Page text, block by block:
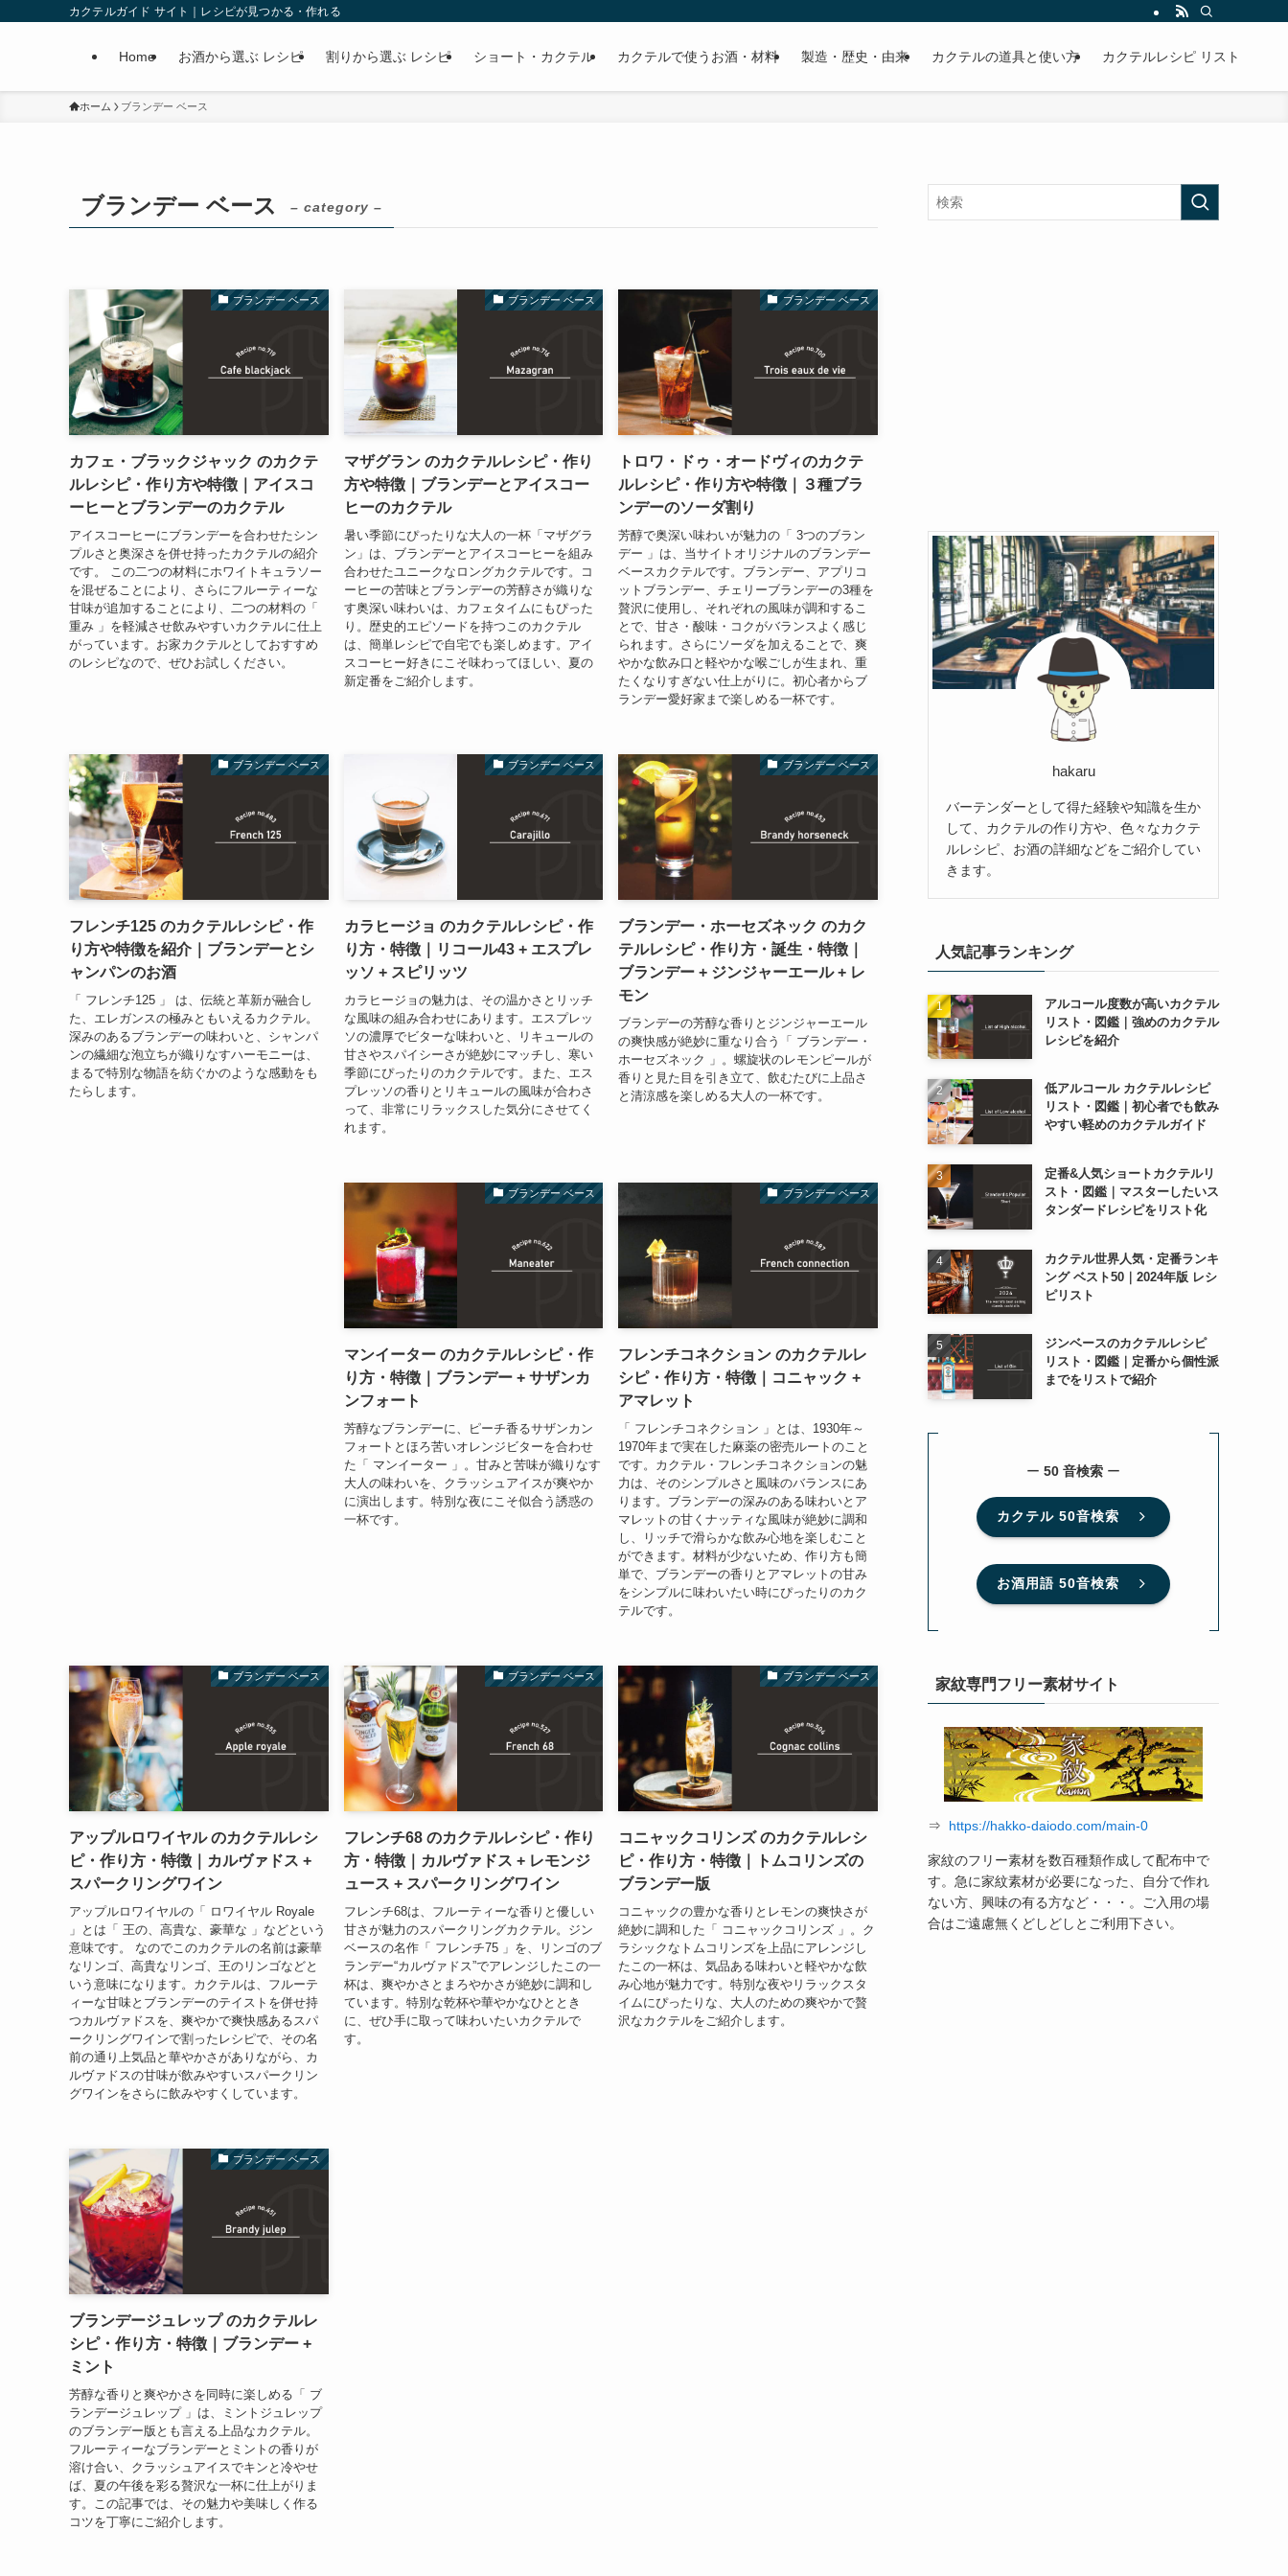
カクテルガイド サイト｜レシピが見つかる・作れる
Home お酒から選ぶ レシピ 割りから選ぶ レシピ ショート・カクテル カクテルで使うお酒・材料 製造・歴史・由来 カクテルの道具と使い方 カクテルレシピ リスト
ホーム ブランデー ベース
ブランデー ベース – category –
ブランデー ベース
カフェ・ブラックジャック のカクテ
ルレシピ・作り方や特徴｜アイスコ
ーヒーとブランデーのカクテル
アイスコーヒーにブランデーを合わせたシン
プルさと奥深さを併せ持ったカクテルの紹介
です。 この二つの材料にホワイトキュラソー
を混ぜることにより、さらにフルーティーな
甘味が追加することにより、二つの材料の「
重み 」を軽減させ飲みやすいカクテルに仕上
がっています。お家カクテルとしておすすめ
のレシピなので、ぜひお試しください。
ブランデー ベース
マザグラン のカクテルレシピ・作り
方や特徴｜ブランデーとアイスコー
ヒーのカクテル
暑い季節にぴったりな大人の一杯「マザグラ
ン」は、ブランデーとアイスコーヒーを組み
合わせたユニークなロングカクテルです。コ
ーヒーの苦味とブランデーの芳醇さが織りな
す奥深い味わいは、カフェタイムにもぴった
り。歴史的エピソードを持つこのカクテル
は、簡単レシピで自宅でも楽しめます。アイ
スコーヒー好きにこそ味わってほしい、夏の
新定番をご紹介します。
ブランデー ベース
トロワ・ドゥ・オードヴィのカクテ
ルレシピ・作り方や特徴｜３種ブラ
ンデーのソーダ割り
芳醇で奥深い味わいが魅力の「 3つのブラン
デー 」は、当サイトオリジナルのブランデー
ベースカクテルです。ブランデー、アプリコ
ットブランデー、チェリーブランデーの3種を
贅沢に使用し、それぞれの風味が調和するこ
とで、甘さ・酸味・コクがバランスよく感じ
られます。さらにソーダを加えることで、爽
やかな飲み口と軽やかな喉ごしが生まれ、重
たくなりすぎない仕上がりに。初心者からブ
ランデー愛好家まで楽しめる一杯です。
ブランデー ベース
フレンチ125 のカクテルレシピ・作
り方や特徴を紹介｜ブランデーとシ
ャンパンのお酒
「 フレンチ125 」 は、伝統と革新が融合し
た、エレガンスの極みともいえるカクテル。
深みのあるブランデーの味わいと、シャンパ
ンの繊細な泡立ちが織りなすハーモニーは、
まるで特別な物語を紡ぐかのような感動をも
たらします。
ブランデー ベース
カラヒージョ のカクテルレシピ・作
り方・特徴｜リコール43 + エスプレ
ッソ + スピリッツ
カラヒージョの魅力は、その温かさとリッチ
な風味の組み合わせにあります。エスプレッ
ソの濃厚でビターな味わいと、リキュールの
甘さやスパイシーさが絶妙にマッチし、寒い
季節にぴったりのカクテルです。また、エス
プレッソの香りとリキュールの風味が合わさ
って、非常にリラックスした気分にさせてく
れます。
ブランデー ベース
ブランデー・ホーセズネック のカク
テルレシピ・作り方・誕生・特徴｜
ブランデー + ジンジャーエール + レ
モン
ブランデーの芳醇な香りとジンジャーエール
の爽快感が絶妙に重なり合う「 ブランデー・
ホーセズネック 」。螺旋状のレモンピールが
香りと見た目を引き立て、飲むたびに上品さ
と清涼感を楽しめる大人の一杯です。
ブランデー ベース
マンイーター のカクテルレシピ・作
り方・特徴｜ブランデー + サザンカ
ンフォート
芳醇なブランデーに、ピーチ香るサザンカン
フォートとほろ苦いオレンジビターを合わせ
た「 マンイーター 」。甘みと苦味が織りなす
大人の味わいを、クラッシュアイスが爽やか
に演出します。特別な夜にこそ似合う誘惑の
一杯です。
ブランデー ベース
フレンチコネクション のカクテルレ
シピ・作り方・特徴｜コニャック +
アマレット
「 フレンチコネクション 」とは、1930年～
1970年まで実在した麻薬の密売ルートのこと
です。カクテル・フレンチコネクションの魅
力は、そのシンプルさと風味のバランスにあ
ります。ブランデーの深みのある味わいとア
マレットの甘くナッティな風味が絶妙に調和
し、リッチで滑らかな飲み心地を楽しむこと
ができます。材料が少ないため、作り方も簡
単で、ブランデーの香りとアマレットの甘み
をシンプルに味わいたい時にぴったりのカク
テルです。
ブランデー ベース
アップルロワイヤル のカクテルレシ
ピ・作り方・特徴｜カルヴァドス +
スパークリングワイン
アップルロワイヤルの「 ロワイヤル Royale
」とは「 王の、高貴な、豪華な 」などという
意味です。 なのでこのカクテルの名前は豪華
なリンゴ、高貴なリンゴ、王のリンゴなどと
いう意味になります。カクテルは、フルーテ
ィーな甘味とブランデーのテイストを併せ持
つカルヴァドスを、爽やかで爽快感あるスパ
ークリングワインで割ったレシピで、その名
前の通り上気品と華やかさがありながら、カ
ルヴァドスの甘味が飲みやすいスパークリン
グワインをさらに飲みやすくしています。
ブランデー ベース
フレンチ68 のカクテルレシピ・作り
方・特徴｜カルヴァドス + レモンジ
ュース + スパークリングワイン
フレンチ68は、フルーティーな香りと優しい
甘さが魅力のスパークリングカクテル。ジン
ベースの名作「 フレンチ75 」を、リンゴのブ
ランデー“カルヴァドス”でアレンジしたこの一
杯は、爽やかさとまろやかさが絶妙に調和し
ています。特別な乾杯や華やかなひととき
に、ぜひ手に取って味わいたいカクテルで
す。
ブランデー ベース
コニャックコリンズ のカクテルレシ
ピ・作り方・特徴｜トムコリンズの
ブランデー版
コニャックの豊かな香りとレモンの爽快さが
絶妙に調和した「 コニャックコリンズ 」。ク
ラシックなトムコリンズを上品にアレンジし
たこの一杯は、気品ある味わいと軽やかな飲
み心地が魅力です。特別な夜やリラックスタ
イムにぴったりな、大人のための爽やかで贅
沢なカクテルをご紹介します。
ブランデー ベース
ブランデージュレップ のカクテルレ
シピ・作り方・特徴｜ブランデー +
ミント
芳醇な香りと爽やかさを同時に楽しめる「 ブ
ランデージュレップ 」は、ミントジュレップ
のブランデー版とも言える上品なカクテル。
フルーティーなブランデーとミントの香りが
溶け合い、クラッシュアイスでキンと冷やせ
ば、夏の午後を彩る贅沢な一杯に仕上がりま
す。この記事では、その魅力や美味しく作る
コツを丁寧にご紹介します。
hakaru
バーテンダーとして得た経験や知識を生か
して、カクテルの作り方や、色々なカクテ
ルレシピ、お酒の詳細などをご紹介してい
きます。
人気記事ランキング
アルコール度数が高いカクテル
リスト・図鑑｜強めのカクテル
レシピを紹介
低アルコール カクテルレシピ
リスト・図鑑｜初心者でも飲み
やすい軽めのカクテルガイド
定番&人気ショートカクテルリ
スト・図鑑｜マスターしたいス
タンダードレシピをリスト化
カクテル世界人気・定番ランキ
ング ベスト50｜2024年版 レシ
ピリスト
ジンベースのカクテルレシピ
リスト・図鑑｜定番から個性派
までをリストで紹介
ー 50 音検索 ー
カクテル 50音検索
お酒用語 50音検索
家紋専門フリー素材サイト
⇒ https://hakko-daiodo.com/main-0
家紋のフリー素材を数百種類作成して配布中で
す。急に家紋素材が必要になった、自分で作れ
ない方、興味の有る方など・・・。ご入用の場
合はご遠慮無くどしどしとご利用下さい。